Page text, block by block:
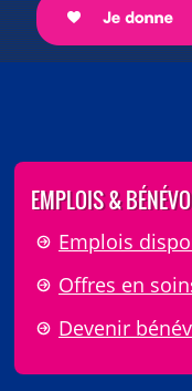
EMPLOIS &
Emplois
Offres en
Devenir